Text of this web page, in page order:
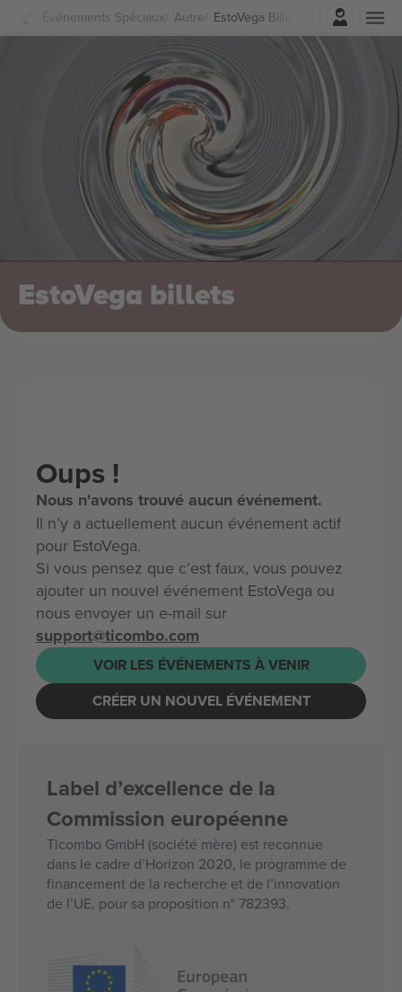
Événements Spéciaux Autre EstoVega Billets
Connexion
EstoVega billets
Oups !
Nous n'avons trouvé aucun événement.
Il n’y a actuellement aucun événement actif
pour EstoVega.
Si vous pensez que c’est faux, vous pouvez
ajouter un nouvel événement EstoVega ou
nous envoyer un e-mail sur
support@ticombo.com
VOIR LES ÉVÉNEMENTS À VENIR
CRÉER UN NOUVEL ÉVÉNEMENT
Label d’excellence de la
Commission européenne
Ticombo GmbH (société mère) est reconnue
dans le cadre d’Horizon 2020, le programme de
financement de la recherche et de l’innovation
de l’UE, pour sa proposition n° 782393.